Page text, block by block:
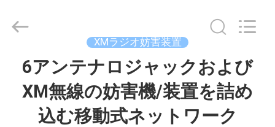
2022
Limited.
Reserved.
XMラジオ妨害装置
6アンテナロジャックおよび
XM無線の妨害機/装置を詰め
込む移動式ネットワーク